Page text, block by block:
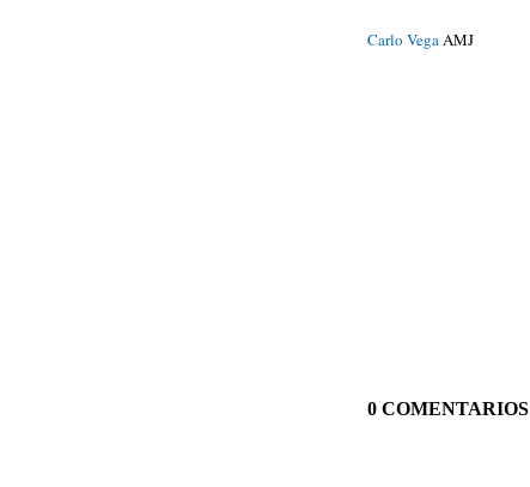
Carlo VegaAMJ
0 COMENTARIOS